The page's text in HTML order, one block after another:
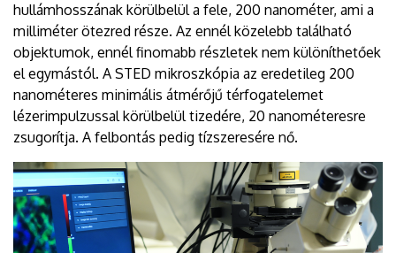
hullámhosszának körülbelül a fele, 200 nanométer, ami a
milliméter ötezred része. Az ennél közelebb található
objektumok, ennél finomabb részletek nem különíthetőek
el egymástól. A STED mikroszkópia az eredetileg 200
nanométeres minimális átmérőjű térfogatelemet
lézerimpulzussal körülbelül tizedére, 20 nanométeresre
zsugorítja. A felbontás pedig tízszeresére nő.